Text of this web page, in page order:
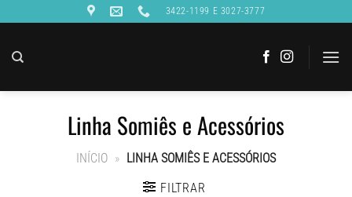
content
3422-1199 E 3027-3777
Linha Somiês e Acessórios
INÍCIO »
LINHA SOMIÊS E ACESSÓRIOS
FILTRAR